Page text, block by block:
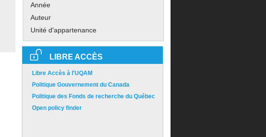
Année
Auteur
Unité d'appartenance
LIBRE ACCÈS
Libre Accès à l'UQAM
Politique Gouvernement du Canada
Politique des Fonds de recherche du Québec
Open policy finder